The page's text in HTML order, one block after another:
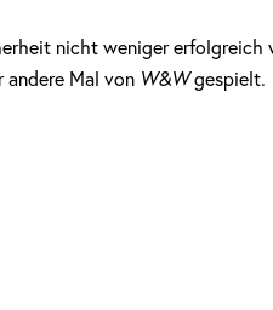
nicht weniger erfolgreich
andere Mal von W&Wgespielt.